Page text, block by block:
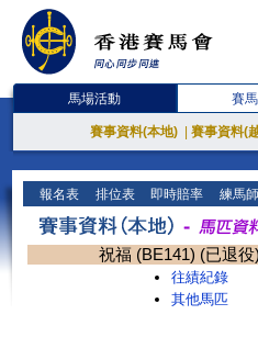
馬場活動 賽
賽事資料(本地) 賽事資料(
報名表 排位表 即時賠率 練馬
祝福 (BE141) (已退役)
往績紀錄
其他馬匹